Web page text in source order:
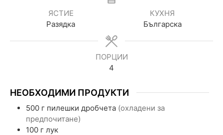
ЯСТИЕ
Разядка
КУХНЯ
Българска
ПОРЦИИ
4
НЕОБХОДИМИ ПРОДУКТИ
500 г пилешки дробчета (охладени за
предпочитане)
100 г лук